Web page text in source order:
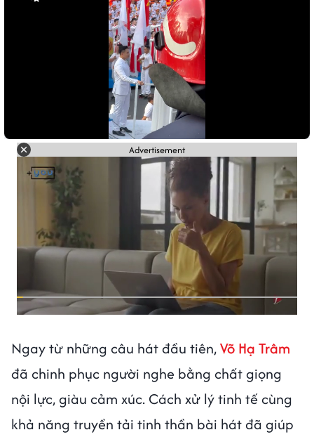
Advertisement
Ngay từ những câu hát đầu tiên,Võ Hạ Trâm
đã chinh phục người nghe bằng chất giọng
nội lực, giàu cảm xúc. Cách xử lý tinh tế cùng
khả năng truyền tải tinh thần bài hát đã giúp